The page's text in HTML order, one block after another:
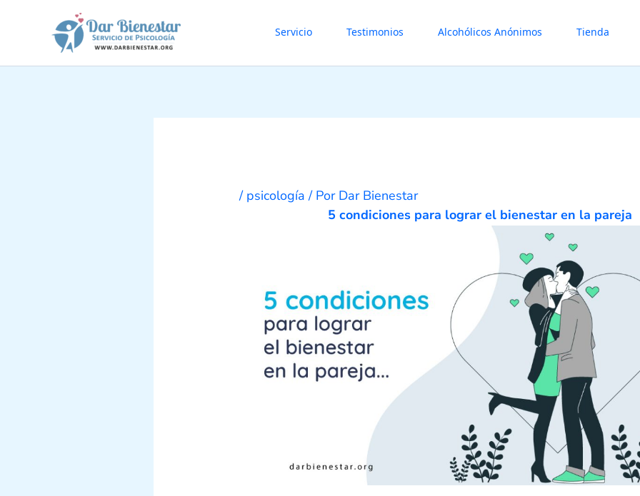
Servicio Testimonios Alcohólicos Anónimos Tienda
/ psicología / Por Dar Bienestar
5 condiciones para lograr el bienestar en la pareja